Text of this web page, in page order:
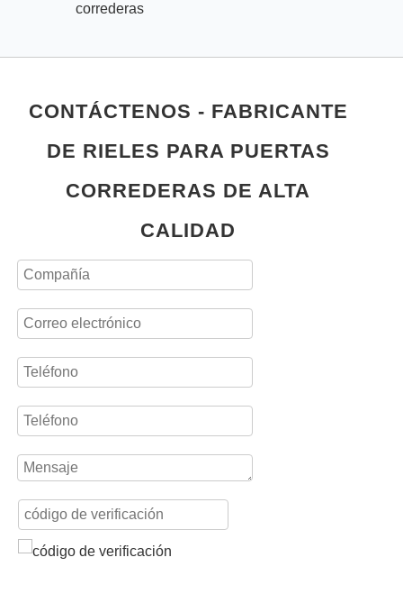
correderas
CONTÁCTENOS - FABRICANTE
DE RIELES PARA PUERTAS
CORREDERAS DE ALTA
CALIDAD